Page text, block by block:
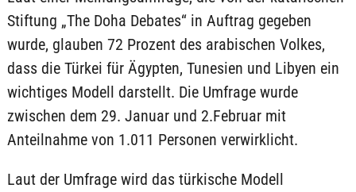
Stiftung „The Doha Debates“ in Auftrag gegeben
wurde, glauben 72 Prozent des arabischen Volkes,
dass die Türkei für Ägypten, Tunesien und Libyen ein
wichtiges Modell darstellt. Die Umfrage wurde
zwischen dem 29. Januar und 2.Februar mit
Anteilnahme von 1.011 Personen verwirklicht.
Laut der Umfrage wird das türkische Modell